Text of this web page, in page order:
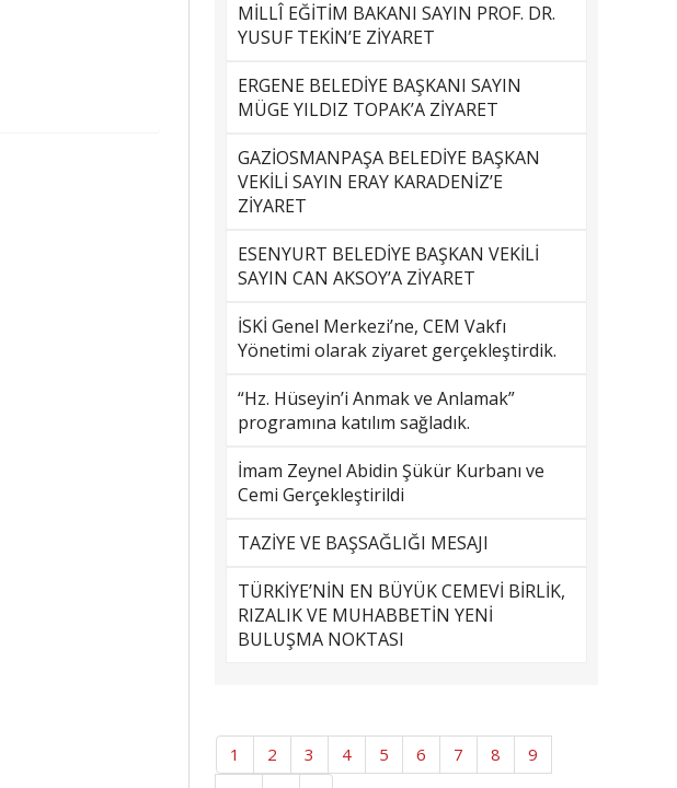
MİLLÎ EĞİTİM BAKANI SAYIN PROF. DR.
YUSUF TEKİN’E ZİYARET
ERGENE BELEDİYE BAŞKANI SAYIN
MÜGE YILDIZ TOPAK’A ZİYARET
GAZİOSMANPAŞA BELEDİYE BAŞKAN
VEKİLİ SAYIN ERAY KARADENİZ’E
ZİYARET
ESENYURT BELEDİYE BAŞKAN VEKİLİ
SAYIN CAN AKSOY’A ZİYARET
İSKİ Genel Merkezi’ne, CEM Vakfı
Yönetimi olarak ziyaret gerçekleştirdik.
“Hz. Hüseyin’i Anmak ve Anlamak”
programına katılım sağladık.
İmam Zeynel Abidin Şükür Kurbanı ve
Cemi Gerçekleştirildi
TAZİYE VE BAŞSAĞLIĞI MESAJI
TÜRKİYE’NİN EN BÜYÜK CEMEVİ BİRLİK,
RIZALIK VE MUHABBETİN YENİ
BULUŞMA NOKTASI
1 2 3 4 5 6 7 8
9